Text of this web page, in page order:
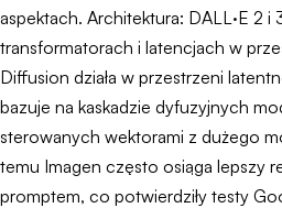
aspektach. Architektura: DALL·E 2 i
transformatorach i latencjach w
Diffusion działa w przestrzeni
bazuje na kaskadzie dyfuzyjnych
sterowanych wektorami z dużego
temu Imagen często osiąga lepszy
promptem, co potwierdziły testy